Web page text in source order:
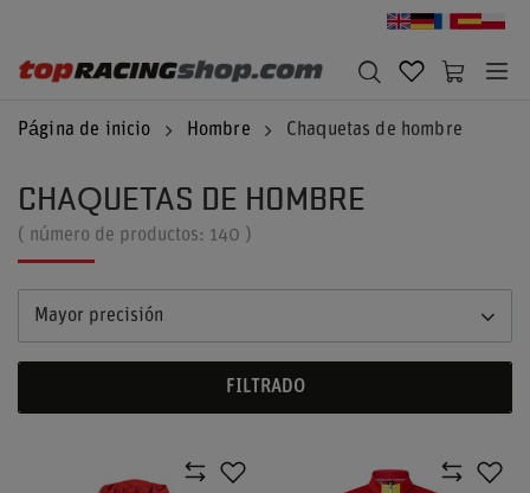
Página de inicio Hombre Chaquetas de hombre
CHAQUETAS DE HOMBRE
( número de productos: 140 )
Mayor precisión
FILTRADO